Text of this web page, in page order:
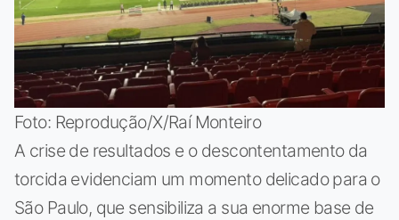
Foto: Reprodução/X/Raí Monteiro
A crise de resultados e o descontentamento da
torcida evidenciam um momento delicado para o
São Paulo, que sensibiliza a sua enorme base de